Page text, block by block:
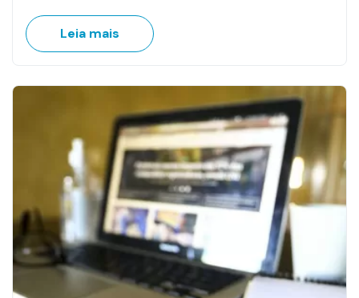
Leia mais